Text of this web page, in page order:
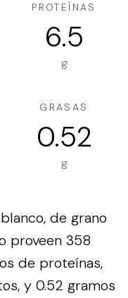
PROTEÍNAS
6.5
g
GRASAS
0.52
g
de grano
proveen 358
de proteínas,
y 0.52 gramos